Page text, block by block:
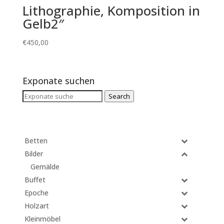
Lithographie, Komposition in
Gelb2″
€450,00
Exponate suchen
Search
Search
Betten
Bilder
Gemälde
Buffet
Epoche
Holzart
Kleinmöbel